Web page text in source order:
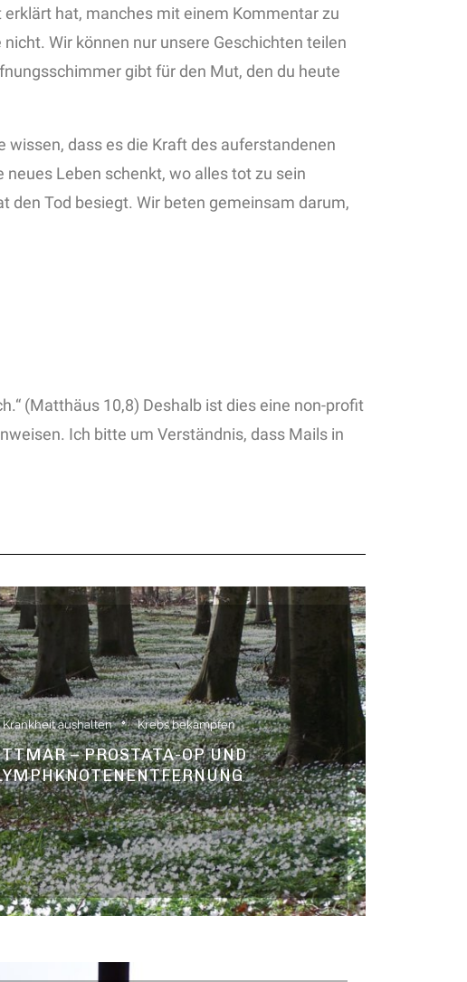
hat, manches mit einem Kommentar zu
Wir können nur unsere Geschichten teilen
gibt für den Mut, den du heute
wissen, dass es die Kraft des auferstandenen
neues Leben schenkt, wo alles tot zu sein
den Tod besiegt. Wir beten gemeinsam darum,
(Matthäus 10,8) Deshalb ist dies eine non-profit
Ich bitte um Verständnis, dass Mails in
Krankheit aushalten Krebs bekämpfen
– PROSTATA-OP UND